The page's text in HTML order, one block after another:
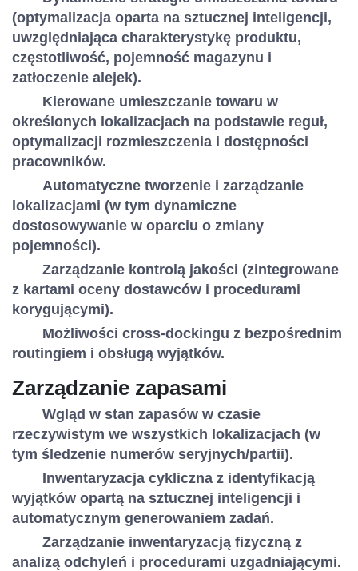
(optymalizacja oparta na sztucznej inteligencji,
uwzględniająca charakterystykę produktu,
częstotliwość, pojemność magazynu i
zatłoczenie alejek).
Kierowane umieszczanie towaru w
określonych lokalizacjach na podstawie reguł,
optymalizacji rozmieszczenia i dostępności
pracowników.
Automatyczne tworzenie i zarządzanie
lokalizacjami (w tym dynamiczne
dostosowywanie w oparciu o zmiany
pojemności).
Zarządzanie kontrolą jakości (zintegrowane
z kartami oceny dostawców i procedurami
korygującymi).
Możliwości cross-dockingu z bezpośrednim
routingiem i obsługą wyjątków.
Zarządzanie zapasami
Wgląd w stan zapasów w czasie
rzeczywistym we wszystkich lokalizacjach (w
tym śledzenie numerów seryjnych/partii).
Inwentaryzacja cykliczna z identyfikacją
wyjątków opartą na sztucznej inteligencji i
automatycznym generowaniem zadań.
Zarządzanie inwentaryzacją fizyczną z
analizą odchyleń i procedurami uzgadniającymi.